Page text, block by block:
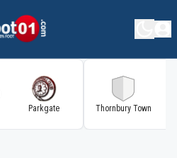
Parkgate Thornbury Town